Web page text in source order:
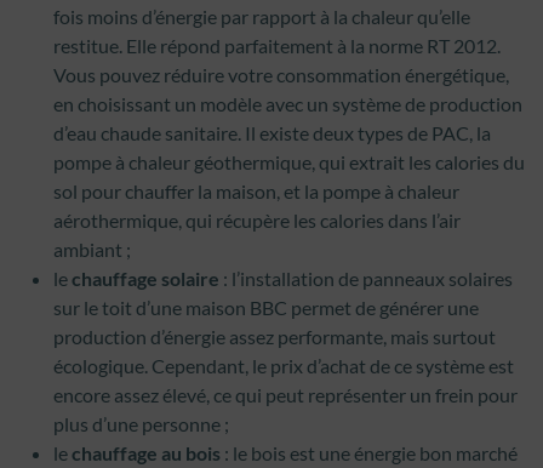
fois moins d’énergie par rapport à la chaleur qu’elle
restitue. Elle répond parfaitement à la norme RT 2012.
Vous pouvez réduire votre consommation énergétique,
en choisissant un modèle avec un système de production
d’eau chaude sanitaire. Il existe deux types de PAC, la
pompe à chaleur géothermique, qui extrait les calories du
sol pour chauffer la maison, et la pompe à chaleur
aérothermique, qui récupère les calories dans l’air
ambiant ;
lechauffage solaire : l’installation de panneaux solaires
sur le toit d’une maison BBC permet de générer une
production d’énergie assez performante, mais surtout
écologique. Cependant, le prix d’achat de ce système est
encore assez élevé, ce qui peut représenter un frein pour
plus d’une personne ;
lechauffage au bois : le bois est une énergie bon marché